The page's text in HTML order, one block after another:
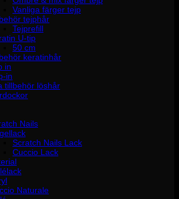
Vanliga färger tejp
tejphår
Tejprefill
U-tip
50 cm
keratinhår
in
in
tillbehör löshår
Nails
Scratch Nails Lack
Cuccio Lack
Naturale